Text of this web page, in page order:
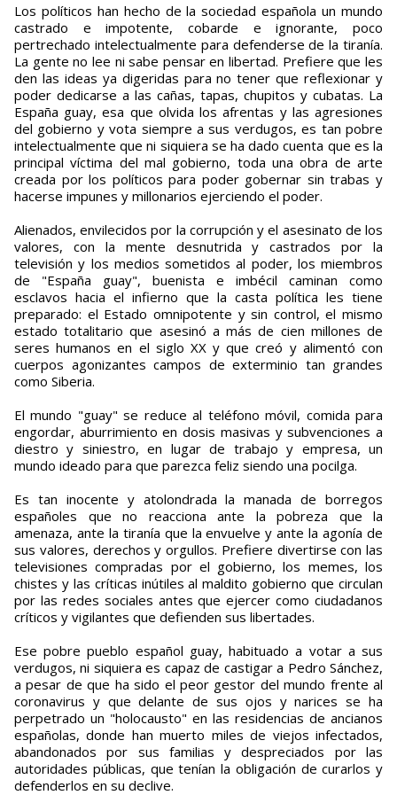
Los políticos han hecho de la sociedad española un mundo
castrado e impotente, cobarde e ignorante, poco
pertrechado intelectualmente para defenderse de la tiranía.
La gente no lee ni sabe pensar en libertad. Prefiere que les
den las ideas ya digeridas para no tener que reflexionar y
poder dedicarse a las cañas, tapas, chupitos y cubatas. La
España guay, esa que olvida los afrentas y las agresiones
del gobierno y vota siempre a sus verdugos, es tan pobre
intelectualmente que ni siquiera se ha dado cuenta que es la
principal víctima del mal gobierno, toda una obra de arte
creada por los políticos para poder gobernar sin trabas y
hacerse impunes y millonarios ejerciendo el poder.
Alienados, envilecidos por la corrupción y el asesinato de los
valores, con la mente desnutrida y castrados por la
televisión y los medios sometidos al poder, los miembros
de "España guay", buenista e imbécil caminan como
esclavos hacia el infierno que la casta política les tiene
preparado: el Estado omnipotente y sin control, el mismo
estado totalitario que asesinó a más de cien millones de
seres humanos en el siglo XX y que creó y alimentó con
cuerpos agonizantes campos de exterminio tan grandes
como Siberia.
El mundo "guay" se reduce al teléfono móvil, comida para
engordar, aburrimiento en dosis masivas y subvenciones a
diestro y siniestro, en lugar de trabajo y empresa, un
mundo ideado para que parezca feliz siendo una pocilga.
Es tan inocente y atolondrada la manada de borregos
españoles que no reacciona ante la pobreza que la
amenaza, ante la tiranía que la envuelve y ante la agonía de
sus valores, derechos y orgullos. Prefiere divertirse con las
televisiones compradas por el gobierno, los memes, los
chistes y las críticas inútiles al maldito gobierno que circulan
por las redes sociales antes que ejercer como ciudadanos
críticos y vigilantes que defienden sus libertades.
Ese pobre pueblo español guay, habituado a votar a sus
verdugos, ni siquiera es capaz de castigar a Pedro Sánchez,
a pesar de que ha sido el peor gestor del mundo frente al
coronavirus y que delante de sus ojos y narices se ha
perpetrado un "holocausto" en las residencias de ancianos
españolas, donde han muerto miles de viejos infectados,
abandonados por sus familias y despreciados por las
autoridades públicas, que tenían la obligación de curarlos y
defenderlos en su declive.